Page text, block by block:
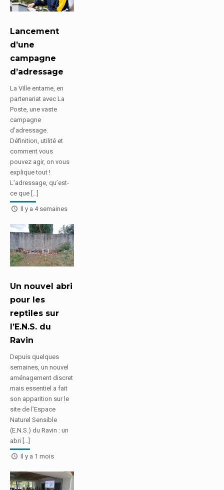
Lancement
d’une
campagne
d’adressage
La Ville entame, en
partenariat avec La
Poste, une vaste
campagne
d’adressage.
Définition, utilité et
comment vous
pouvez agir, on vous
explique tout !
L’adressage, qu’est-
ce que […]
Il y a 4 semaines
Un nouvel abri
pour les
reptiles sur
l’E.N.S. du
Ravin
Depuis quelques
semaines, un nouvel
aménagement discret
mais essentiel a fait
son apparition sur le
site de l’Espace
Naturel Sensible
(E.N.S.) du Ravin : un
abri […]
Il y a 1 mois